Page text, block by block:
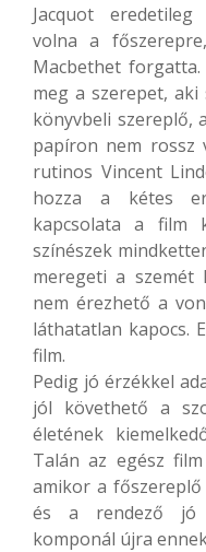
Jacquot
volna a
Macbethet
meg a szerepet,
könyvbeli szereplő,
papíron nem rossz
rutinos Vincent
hozza a kétes
kapcsolata a film
színészek
meregeti a szemét
nem érezhető a
láthatatlan kapocs.
film.
Pedig jó érzékkel
jól követhető a
életének
Talán az egész
amikor a
és a rendező jó
komponál újra